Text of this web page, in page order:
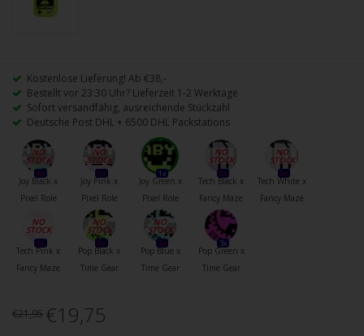
Kostenlose Lieferung! Ab €38,-
Bestellt vor 23:30 Uhr? Lieferzeit 1-2 Werktage
Sofort versandfähig, ausreichende Stückzahl
Deutsche Post DHL + 6500 DHL Packstations
0x
Joy Black x
Pixel Role
0x
Joy Pink x
Pixel Role
1x
Joy Green x
Pixel Role
0x
Tech Black x
Fancy Maze
0x
Tech White x
Fancy Maze
0x
Tech Pink x
Fancy Maze
0x
Pop Black x
Time Gear
0x
Pop Blue x
Time Gear
3x
Pop Green x
Time Gear
€21,95 €19,75